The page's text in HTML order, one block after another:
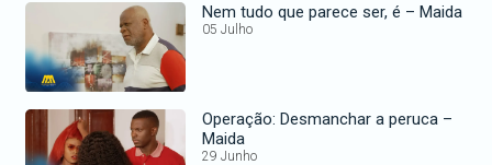
Nem tudo que parece ser, é – Maida
05 Julho
Operação: Desmanchar a peruca –
Maida
29 Junho